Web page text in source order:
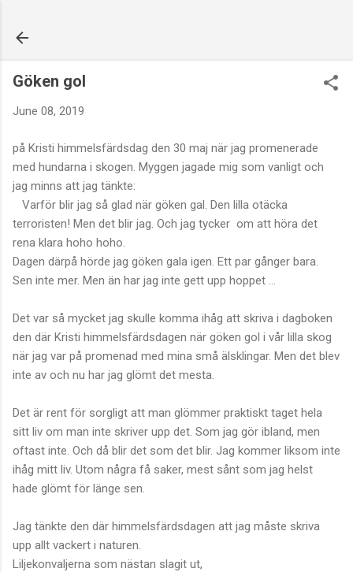
Göken gol
June 08, 2019
på Kristi himmelsfärdsdag den 30 maj när jag promenerade
med hundarna i skogen. Myggen jagade mig som vanligt och
jag minns att jag tänkte:
Varför blir jag så glad när göken gal. Den lilla otäcka
terroristen! Men det blir jag. Och jag tycker om att höra det
rena klara hoho hoho.
Dagen därpå hörde jag göken gala igen. Ett par gånger bara.
Sen inte mer. Men än har jag inte gett upp hoppet ...
Det var så mycket jag skulle komma ihåg att skriva i dagboken
den där Kristi himmelsfärdsdagen när göken gol i vår lilla skog
när jag var på promenad med mina små älsklingar. Men det blev
inte av och nu har jag glömt det mesta.
Det är rent för sorgligt att man glömmer praktiskt taget hela
sitt liv om man inte skriver upp det. Som jag gör ibland, men
oftast inte. Och då blir det som det blir. Jag kommer liksom inte
ihåg mitt liv. Utom några få saker, mest sånt som jag helst
hade glömt för länge sen.
Jag tänkte den där himmelsfärdsdagen att jag måste skriva
upp allt vackert i naturen.
Liljekonvaljerna som nästan slagit ut,